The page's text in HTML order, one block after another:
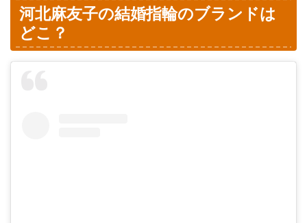
河北麻友子の結婚指輪のブランドは
どこ？